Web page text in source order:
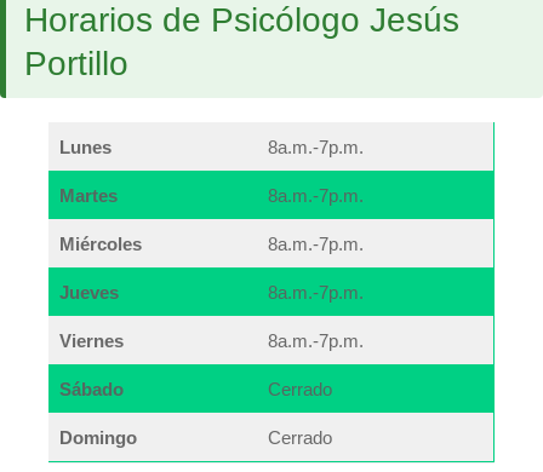
Horarios de Psicólogo Jesús
Portillo
Lunes 8a.m.-7p.m.
Martes 8a.m.-7p.m.
Miércoles 8a.m.-7p.m.
Jueves 8a.m.-7p.m.
Viernes 8a.m.-7p.m.
Sábado Cerrado
Domingo Cerrado